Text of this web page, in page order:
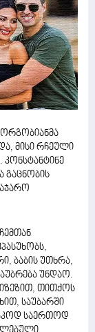
მისი რჩეული
კონსტანტინე
გაცნობის
ბაბის უთხრა,
უნდაო.
თითქოს
საუბარში
საერთოდ